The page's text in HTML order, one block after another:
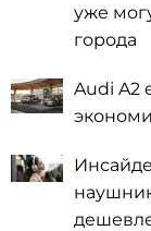
уже
города
Audi A2